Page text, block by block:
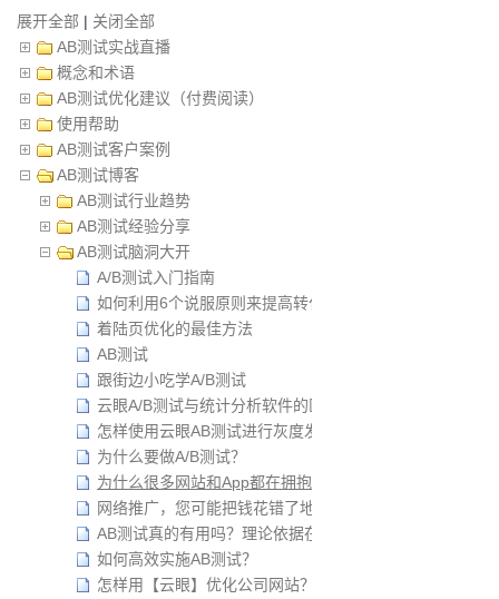
展开全部 | 关闭全部
AB测试实战直播
概念和术语
AB测试优化建议（付费阅读）
使用帮助
AB测试客户案例
AB测试博客
AB测试行业趋势
AB测试经验分享
AB测试脑洞大开
A/B测试入门指南
如何利用6个说服原则来提高转化率？
着陆页优化的最佳方法
AB测试
跟街边小吃学A/B测试
云眼A/B测试与统计分析软件的区别
怎样使用云眼AB测试进行灰度发布？
为什么要做A/B测试？
为什么很多网站和App都在拥抱AB测试？
网络推广，您可能把钱花错了地方！
AB测试真的有用吗？理论依据在哪里？
如何高效实施AB测试？
怎样用【云眼】优化公司网站？